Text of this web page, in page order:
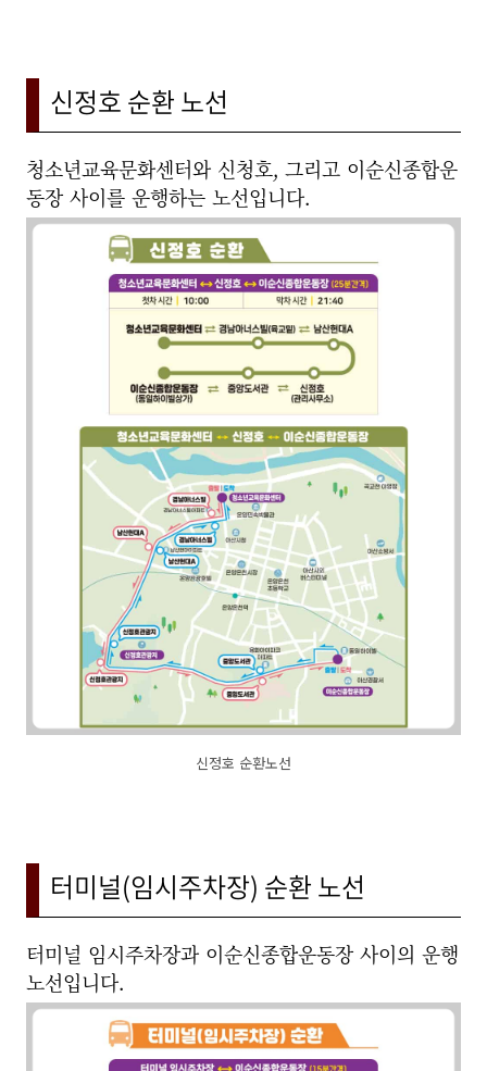
신정호 순환 노선
청소년교육문화센터와 신청호, 그리고 이순신종합운
동장 사이를 운행하는 노선입니다.
신정호 순환노선
터미널(임시주차장) 순환 노선
터미널 임시주차장과 이순신종합운동장 사이의 운행
노선입니다.